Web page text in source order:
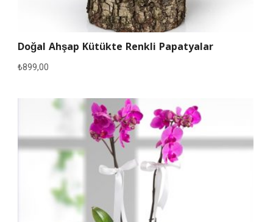
Doğal Ahşap Kütükte Renkli Papatyalar
₺899,00